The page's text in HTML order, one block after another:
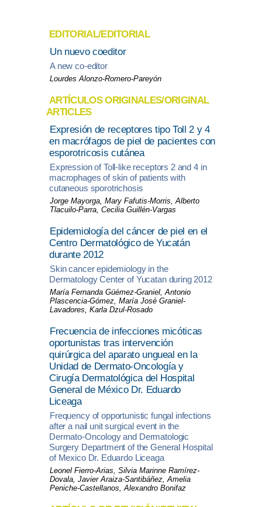
EDITORIAL/EDITORIAL
Un nuevo coeditor
A new co-editor
Lourdes Alonzo-Romero-Pareyón
ARTÍCULOS ORIGINALES/ORIGINAL
ARTICLES
Expresión de receptores tipo Toll 2 y 4
en macrófagos de piel de pacientes con
esporotricosis cutánea
Expression of Toll-like receptors 2 and 4 in
macrophages of skin of patients with
cutaneous sporotrichosis
Jorge Mayorga, Mary Fafutis-Morris, Alberto
Tlacuilo-Parra, Cecilia Guillén-Vargas
Epidemiología del cáncer de piel en el
Centro Dermatológico de Yucatán
durante 2012
Skin cancer epidemiology in the
Dermatology Center of Yucatan during 2012
María Fernanda Güémez-Graniel, Antonio
Plascencia-Gómez, María José Graniel-
Lavadores, Karla Dzul-Rosado
Frecuencia de infecciones micóticas
oportunistas tras intervención
quirúrgica del aparato ungueal en la
Unidad de Dermato-Oncología y
Cirugía Dermatológica del Hospital
General de México Dr. Eduardo
Liceaga
Frequency of opportunistic fungal infections
after a nail unit surgical event in the
Dermato-Oncology and Dermatologic
Surgery Department of the General Hospital
of Mexico Dr. Eduardo Liceaga
Leonel Fierro-Arias, Silvia Marinne Ramírez-
Dovala, Javier Araiza-Santibáñez, Amelia
Peniche-Castellanos, Alexandro Bonifaz